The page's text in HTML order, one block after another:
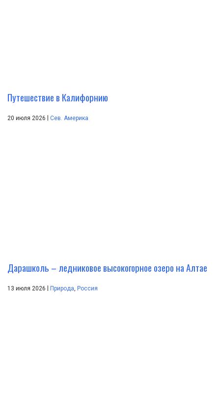
Путешествие в Калифорнию
20 июля 2026 Сев. Америка
Дарашколь – ледниковое высокогорное озеро на Алтае
13 июля 2026 Природа, Россия